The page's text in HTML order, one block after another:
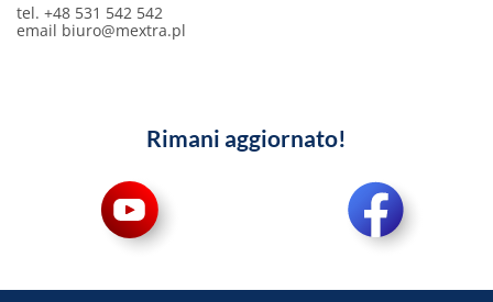
tel. +48 531 542 542
email biuro@mextra.pl
Rimani aggiornato!